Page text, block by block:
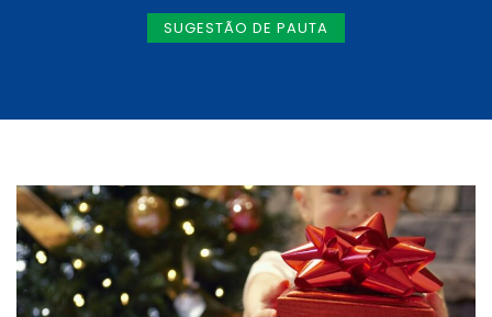
SUGESTÃO DE PAUTA